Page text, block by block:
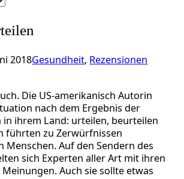
2018Gesundheit, Rezensionen
Die US-amerikanisch Autorin
nach dem Ergebnis der
in ihrem Land: urteilen, beurteilen
führten zu Zerwürfnissen
Menschen. Auf den Sendern des
sich Experten aller Art mit ihren
Auch sie sollte etwas